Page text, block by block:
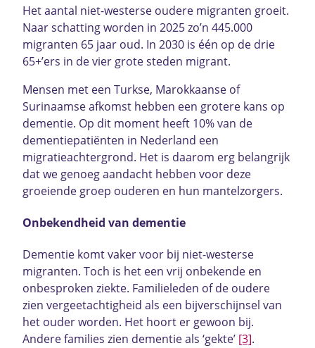
Het aantal niet-westerse oudere migranten groeit.
Naar schatting worden in 2025 zo’n 445.000
migranten 65 jaar oud. In 2030 is één op de drie
65+’ers in de vier grote steden migrant.
Mensen met een Turkse, Marokkaanse of
Surinaamse afkomst hebben een grotere kans op
dementie. Op dit moment heeft 10% van de
dementiepatiënten in Nederland een
migratieachtergrond. Het is daarom erg belangrijk
dat we genoeg aandacht hebben voor deze
groeiende groep ouderen en hun mantelzorgers.
Onbekendheid van dementie
Dementie komt vaker voor bij niet-westerse
migranten. Toch is het een vrij onbekende en
onbesproken ziekte. Familieleden of de oudere
zien vergeetachtigheid als een bijverschijnsel van
het ouder worden. Het hoort er gewoon bij.
Andere families zien dementie als ‘gekte’ [3].